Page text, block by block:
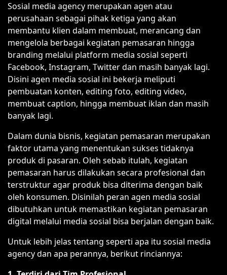
Sosial media agency merupakan agen atau
perusahaan sebagai pihak ketiga yang akan
membantu klien dalam membuat, merancang dan
mengelola berbagai kegiatan pemasaran hingga
branding melalui platform media sosial seperti
Facebook, Instagram, Twitter dan masih banyak lagi.
Disini agen media sosial ini bekerja meliputi
pembuatan konten, editing foto, editing video,
membuat caption, hingga membuat iklan dan masih
banyak lagi.
Dalam dunia bisnis, kegiatan pemasaran merupakan
faktor utama yang menentukan sukses tidaknya
produk di pasaran. Oleh sebab itulah, kegiatan
pemasaran harus dilakukan secara profesional dan
terstruktur agar produk bisa diterima dengan baik
oleh konsumen. Disinilah peran agen media sosial
dibutuhkan untuk memastikan kegiatan pemasaran
digital melalui media sosial bisa berjalan dengan baik.
Untuk lebih jelas tentang seperti apa itu sosial media
agency dan apa perannya, berikut rinciannya: